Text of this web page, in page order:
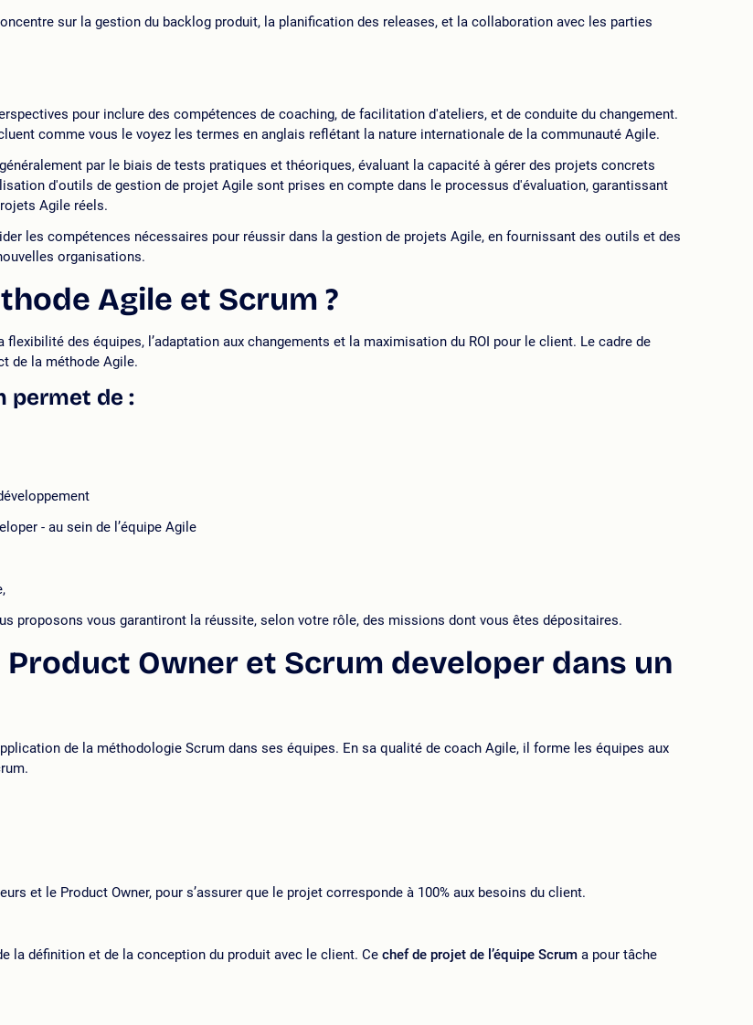
sur la gestion du backlog produit, la planification des releases, et la collaboration avec les parties
pour inclure des compétences de coaching, de facilitation d'ateliers, et de conduite du changement.
comme vous le voyez les termes en anglais reflétant la nature internationale de la communauté Agile.
par le biais de tests pratiques et théoriques, évaluant la capacité à gérer des projets concrets
d'outils de gestion de projet Agile sont prises en compte dans le processus d'évaluation, garantissant
Agile réels.
les compétences nécessaires pour réussir dans la gestion de projets Agile, en fournissant des outils et des
organisations.
Agile et Scrum ?
des équipes, l’adaptation aux changements et la maximisation du ROI pour le client. Le cadre de
de la méthode Agile.
permet de :
- au sein de l’équipe Agile
proposons vous garantiront la réussite, selon votre rôle, des missions dont vous êtes dépositaires.
Owner et Scrum developer dans un
de la méthodologie Scrum dans ses équipes. En sa qualité de coach Agile, il forme les équipes aux
et le Product Owner, pour s’assurer que le projet corresponde à 100% aux besoins du client.
la définition et de la conception du produit avec le client. Ce chef de projet de l’équipe Scrum a pour tâche